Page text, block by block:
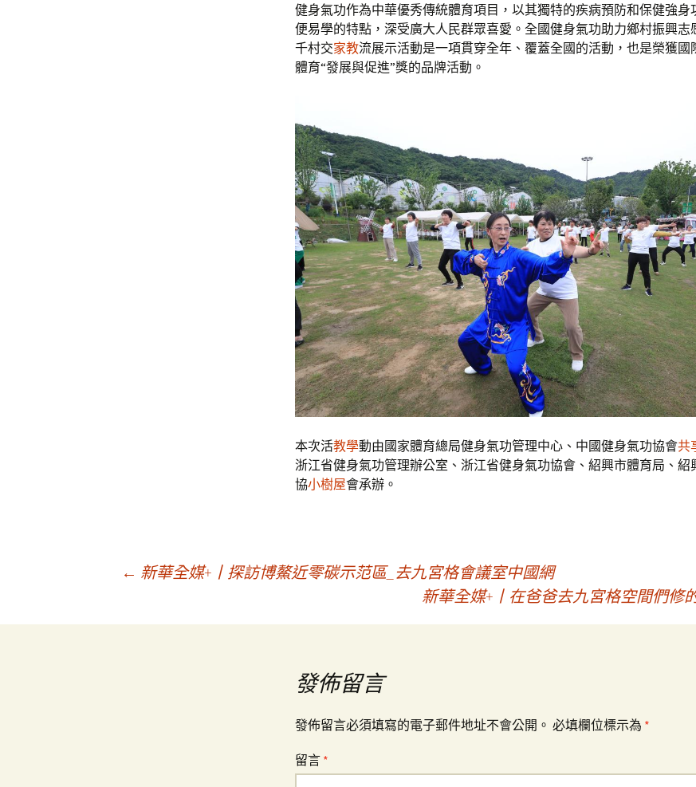
健身氣功作為中華優秀傳統體育項目，以其獨特的疾病預防和保健強身
便易學的特點，深受廣大人民群眾喜愛。全國健身氣功助力鄉村振興志
千村交家教流展示活動是一項貫穿全年、覆蓋全國的活動，也是榮獲國
體育“發展與促進”獎的品牌活動。
本次活教學動由國家體育總局健身氣功管理中心、中國健身氣功協會共
浙江省健身氣功管理辦公室、浙江省健身氣功協會、紹興市體育局、紹
協小樹屋會承辦。
章
← 新華全媒+丨探訪博鰲近零碳示范區_去九宮格會議室中國網
新華全媒+丨在爸爸去九宮格空間們修
發佈留言
發佈留言必須填寫的電子郵件地址不會公開。 必填欄位標示為 *
留言 *